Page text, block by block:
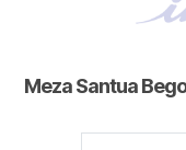
Meza Santua